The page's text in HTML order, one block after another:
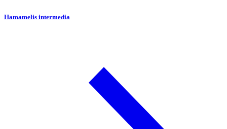
Hamamelis intermedia